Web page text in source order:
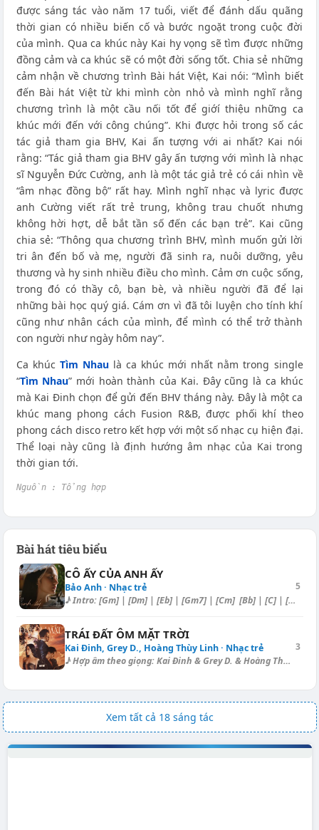
được sáng tác vào năm 17 tuổi, viết để đánh dấu quãng
thời gian có nhiều biến cố và bước ngoặt trong cuộc đời
của mình. Qua ca khúc này Kai hy vọng sẽ tìm được những
đồng cảm và ca khúc sẽ có một đời sống tốt. Chia sẻ những
cảm nhận về chương trình Bài hát Việt, Kai nói: “Mình biết
đến Bài hát Việt từ khi mình còn nhỏ và mình nghĩ rằng
chương trình là một cầu nối tốt để giớí thiệu những ca
khúc mới đến với công chúng”. Khi được hỏi trong số các
tác giả tham gia BHV, Kai ấn tượng với ai nhất? Kai nói
rằng: “Tác giả tham gia BHV gây ấn tượng với mình là nhạc
sĩ Nguyễn Đức Cường, anh là một tác giả trẻ có cái nhìn về
“âm nhạc đồng bộ” rất hay. Mình nghĩ nhạc và lyric được
anh Cường viết rất trẻ trung, không trau chuốt nhưng
không hời hợt, dễ bắt tần số đến các bạn trẻ”. Kai cũng
chia sẻ: “Thông qua chương trình BHV, mình muốn gửi lời
tri ân đến bố và mẹ, người đã sinh ra, nuôi dưỡng, yêu
thương và hy sinh nhiều điều cho mình. Cảm ơn cuộc sống,
trong đó có thầy cô, bạn bè, và nhiều người đã để lại
những bài học quý giá. Cám ơn vì đã tôi luyện cho tính khí
cũng như nhân cách của mình, để mình có thể trở thành
con người như ngày hôm nay”.
Ca khúc Tìm Nhaulà ca khúc mới nhất nằm trong single
“Tìm Nhau” mới hoàn thành của Kai. Đây cũng là ca khúc
mà Kai Đinh chọn để gửi đến BHV tháng này. Đây là một ca
khúc mang phong cách Fusion R&B, được phối khí theo
phong cách disco retro kết hợp với một số nhạc cụ hiện đại.
Thể loại này cũng là định hướng âm nhạc của Kai trong
thời gian tới.
Nguồn : Tổng hợp
Bài hát tiêu biểu
CÔ ẤY CỦA ANH ẤY
Bảo Anh · Nhạc trẻ
♪ Intro: [Gm] | [Dm] | [Eb] | [Gm7] | [Cm] [Bb] | [C] | [D] | [Gm] | [C...
5
TRÁI ĐẤT ÔM MẶT TRỜI
Kai Đinh, Grey D., Hoàng Thùy Linh · Nhạc trẻ
♪ Hợp âm theo giọng: Kai Đinh & Grey D. & Hoàng Thùy Linh Nhịp:...
3
Xem tất cả 18 sáng tác